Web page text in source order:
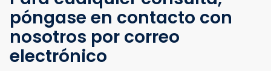
póngase en contacto con
nosotros por correo
electrónico